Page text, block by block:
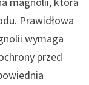
Prawidłowa
wymaga
przed